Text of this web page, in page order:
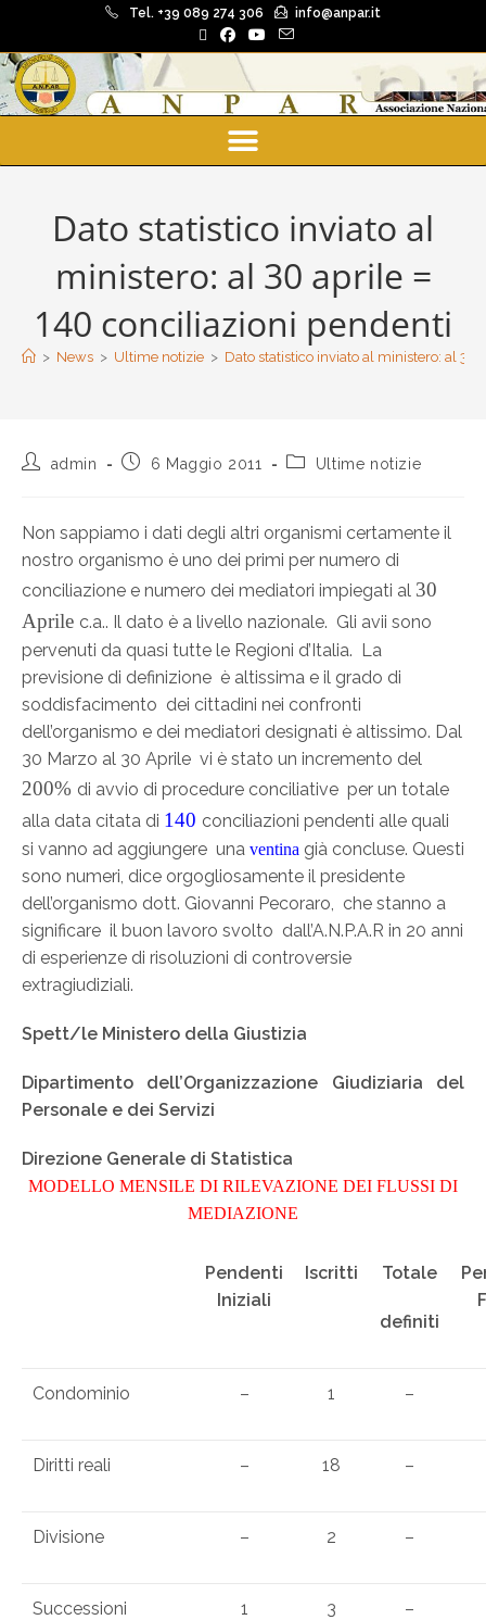
Tel. +39 089 274 306 info@anpar.it
Dato statistico inviato al
ministero: al 30 aprile =
140 conciliazioni pendenti
> News > Ultime notizie > Dato statistico inviato al ministero: al
admin 6 Maggio 2011 Ultime notizie
Non sappiamo i dati degli altri organismi certamente il
nostro organismo è uno dei primi per numero di
conciliazione e numero dei mediatori impiegati al 30
Aprile c.a.. Il dato è a livello nazionale. Gli avii sono
pervenuti da quasi tutte le Regioni d’Italia. La
previsione di definizione è altissima e il grado di
soddisfacimento dei cittadini nei confronti
dell’organismo e dei mediatori designati è altissimo. Dal
30 Marzo al 30 Aprile vi è stato un incremento del
200% di avvio di procedure conciliative per un totale
alla data citata di 140 conciliazioni pendenti alle quali
si vanno ad aggiungere una ventina già concluse. Questi
sono numeri, dice orgogliosamente il presidente
dell’organismo dott. Giovanni Pecoraro, che stanno a
significare il buon lavoro svolto dall’A.N.P.A.R in 20 anni
di esperienze di risoluzioni di controversie
extragiudiziali.
Spett/le Ministero della Giustizia
Dipartimento dell’Organizzazione Giudiziaria del
Personale e dei Servizi
Direzione Generale di Statistica
MODELLO MENSILE DI RILEVAZIONE DEI FLUSSI DI
MEDIAZIONE
Pendenti
Iniziali
Iscritti Totale
definiti
Condominio – 1 –
Diritti reali – 18 –
Divisione – 2 –
Successioni
1 3 –